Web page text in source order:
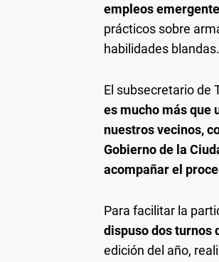
empleos
prácticos sobre
habilidades blandas.
El subsecretario de
es mucho más que
nuestros vecinos,
Gobierno de la
acompañar el
Para facilitar la
dispuso dos turnos
edición del año,